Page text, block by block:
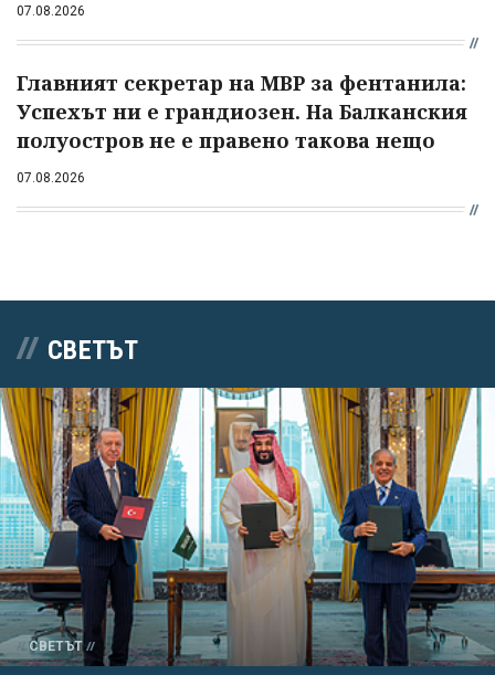
07.08.2026
Главният секретар на МВР за фентанила:
Успехът ни е грандиозен. На Балканския
полуостров не е правено такова нещо
07.08.2026
СВЕТЪТ
СВЕТЪТ